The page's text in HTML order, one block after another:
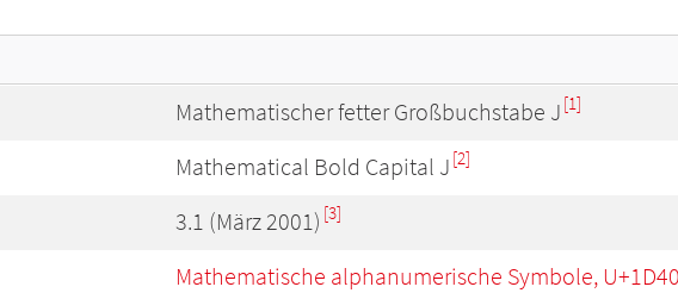
Mathematischer fetter Großbuchstabe J [1]
Mathematical Bold Capital J [2]
3.1 (März 2001) [3]
Mathematische alphanumerische Symbole,